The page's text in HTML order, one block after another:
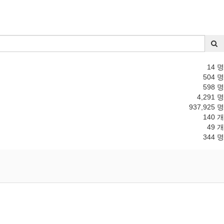
14 명
504 명
598 명
4,291 명
937,925 명
140 개
49 개
344 명